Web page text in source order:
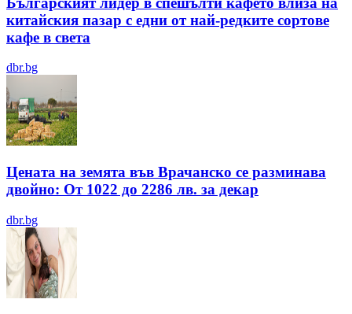
китайския пазар с едни от най-редките сортове
кафе в света
dbr.bg
Цената на земята във Врачанско се разминава
двойно: От 1022 до 2286 лв. за декар
dbr.bg